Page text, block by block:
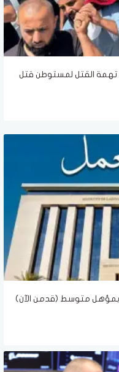
تهمة القتل لمستوطن قتل